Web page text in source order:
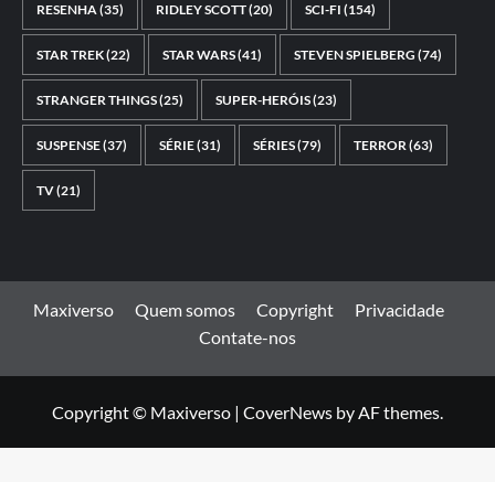
RESENHA(35) RIDLEY SCOTT(20) SCI-FI (154)
STAR TREK(22) STAR WARS(41) STEVEN SPIELBERG (74)
STRANGER THINGS(25) SUPER-HERÓIS(23)
SUSPENSE(37) SÉRIE(31) SÉRIES(79) TERROR(63)
TV(21)
Maxiverso Quem somos Copyright
Privacidade
Contate-nos
Copyright © Maxiverso | CoverNews by AF themes.